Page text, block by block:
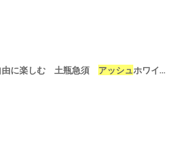
に楽しむ 土瓶急須 アッシュホワイト クリアグレー エバーグリーン